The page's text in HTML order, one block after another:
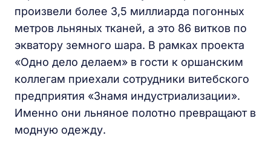
произвели более 3,5 миллиарда погонных
метров льняных тканей, а это 86 витков по
экватору земного шара. В рамках проекта
«Одно дело делаем» в гости к оршанским
коллегам приехали сотрудники витебского
предприятия «Знамя индустриализации».
Именно они льняное полотно превращают в
модную одежду.